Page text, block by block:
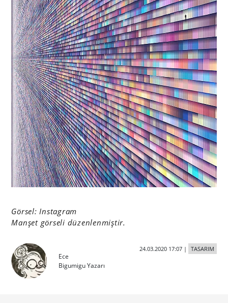
Görsel: Instagram
Manşet görseli düzenlenmiştir.
Ece
Bigumigu Yazarı
24.03.2020 17:07| TASARIM